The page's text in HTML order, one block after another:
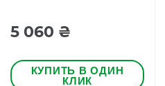
5 060 ₴
КУПИТЬ В ОДИН
КЛИК